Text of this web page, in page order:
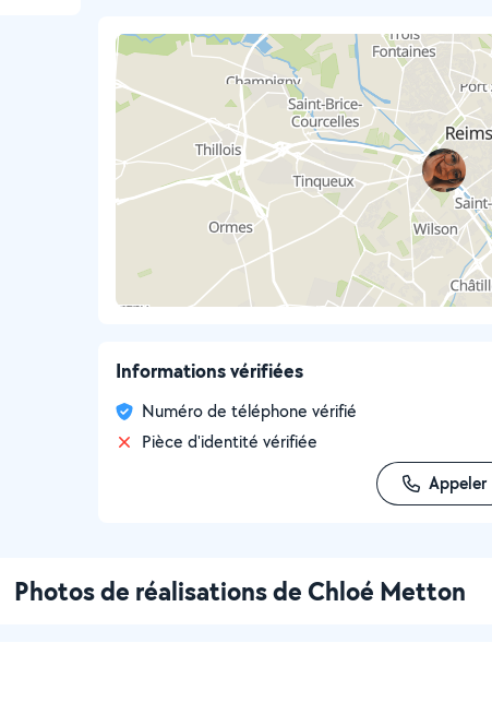
Informations vérifiées
Numéro de téléphone vérifié
Pièce d'identité vérifiée
Appeler
Photos de réalisations de Chloé Metton